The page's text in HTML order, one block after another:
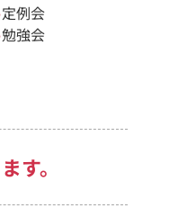
定例会
勉強会
す。